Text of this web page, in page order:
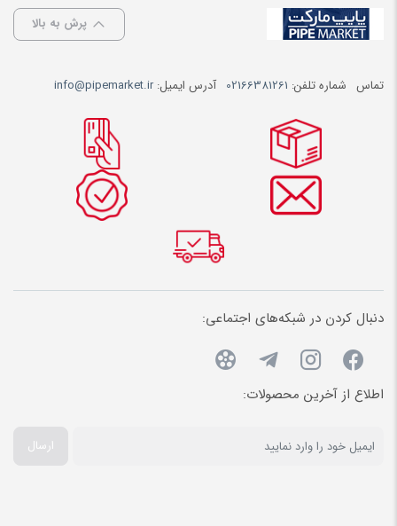
پرش به بالا
تماس شماره تلفن: 02166381261 آدرس ایمیل:info@pipemarket.ir
دنبال کردن در شبکه‌های اجتماعی:
اطلاع از آخرین محصولات:
ارسال